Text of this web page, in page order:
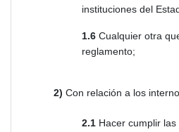
instituciones del
1.6 Cualquier otra
reglamento;
2) Con relación a los
2.1 Hacer cumplir